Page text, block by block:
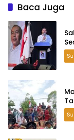
Baca Juga